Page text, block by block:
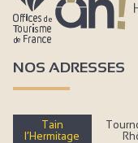
NOS ADRESSES
Tain
l’Hermitage